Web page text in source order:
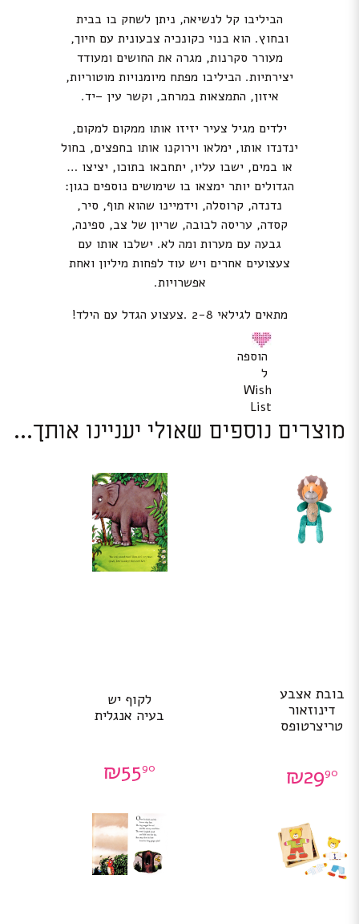
הביליבו קל לנשיאה, ניתן לשחק בו בבית
ובחוץ. הוא בנוי כקונכיה צבעונית עם חיוך,
מעורר סקרנות, מגרה את החושים ומעודד
יצירתיות. הביליבו מפתח מיומנויות מוטוריות,
איזון, התמצאות במרחב, וקשר עין –יד.
ילדים מגיל צעיר יזיזו אותו ממקום למקום,
ינדנדו אותו, ימלאו וירוקנו אותו בחפצים, בחול
או במים, ישבו עליו, יתחבאו בתוכו, יציצו …
הגדולים יותר ימצאו בו שימושים נוספים כגון:
נדנדה, קרוסלה, וידמיינו שהוא תוף, סיר,
קסדה, עריסה לבובה, שריון של צב, ספינה,
גבעה עם מערות ומה לא. ישלבו אותו עם
צעצועים אחרים ויש עוד לפחות מיליון ואחת
אפשרויות.
מתאים לגילאי 2-8 .צעצוע הגדל עם הילד!
הוספה
ל
Wish
List
מוצרים נוספים שאולי יעניינו אותך...
בובת אצבע
דינוזאור
טריצרטופס
₪2990
לקוף יש
בעיה אנגלית
₪5590